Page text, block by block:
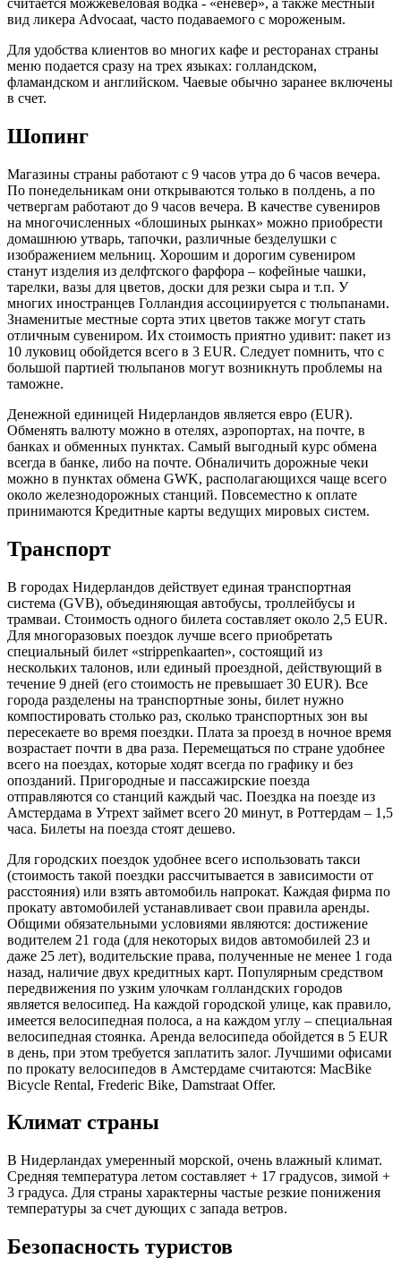
вид ликера Advocaat, часто подаваемого с мороженым.
Для удобства клиентов во многих кафе и ресторанах страны
меню подается сразу на трех языках: голландском,
фламандском и английском. Чаевые обычно заранее включены
в счет.
Шопинг
Магазины страны работают с 9 часов утра до 6 часов вечера.
По понедельникам они открываются только в полдень, а по
четвергам работают до 9 часов вечера. В качестве сувениров
на многочисленных «блошиных рынках» можно приобрести
домашнюю утварь, тапочки, различные безделушки с
изображением мельниц. Хорошим и дорогим сувениром
станут изделия из делфтского фарфора – кофейные чашки,
тарелки, вазы для цветов, доски для резки сыра и т.п. У
многих иностранцев Голландия ассоциируется с тюльпанами.
Знаменитые местные сорта этих цветов также могут стать
отличным сувениром. Их стоимость приятно удивит: пакет из
10 луковиц обойдется всего в 3 EUR. Следует помнить, что с
большой партией тюльпанов могут возникнуть проблемы на
таможне.
Денежной единицей Нидерландов является евро (EUR).
Обменять валюту можно в отелях, аэропортах, на почте, в
банках и обменных пунктах. Самый выгодный курс обмена
всегда в банке, либо на почте. Обналичить дорожные чеки
можно в пунктах обмена GWK, располагающихся чаще всего
около железнодорожных станций. Повсеместно к оплате
принимаются Кредитные карты ведущих мировых систем.
Транспорт
В городах Нидерландов действует единая транспортная
система (GVB), объединяющая автобусы, троллейбусы и
трамваи. Стоимость одного билета составляет около 2,5 EUR.
Для многоразовых поездок лучше всего приобретать
специальный билет «strippenkaarten», состоящий из
нескольких талонов, или единый проездной, действующий в
течение 9 дней (его стоимость не превышает 30 EUR). Все
города разделены на транспортные зоны, билет нужно
компостировать столько раз, сколько транспортных зон вы
пересекаете во время поездки. Плата за проезд в ночное время
возрастает почти в два раза. Перемещаться по стране удобнее
всего на поездах, которые ходят всегда по графику и без
опозданий. Пригородные и пассажирские поезда
отправляются со станций каждый час. Поездка на поезде из
Амстердама в Утрехт займет всего 20 минут, в Роттердам – 1,5
часа. Билеты на поезда стоят дешево.
Для городских поездок удобнее всего использовать такси
(стоимость такой поездки рассчитывается в зависимости от
расстояния) или взять автомобиль напрокат. Каждая фирма по
прокату автомобилей устанавливает свои правила аренды.
Общими обязательными условиями являются: достижение
водителем 21 года (для некоторых видов автомобилей 23 и
даже 25 лет), водительские права, полученные не менее 1 года
назад, наличие двух кредитных карт. Популярным средством
передвижения по узким улочкам голландских городов
является велосипед. На каждой городской улице, как правило,
имеется велосипедная полоса, а на каждом углу – специальная
велосипедная стоянка. Аренда велосипеда обойдется в 5 EUR
в день, при этом требуется заплатить залог. Лучшими офисами
по прокату велосипедов в Амстердаме считаются: MacBike
Bicycle Rental, Frederic Bike, Damstraat Offer.
Климат страны
В Нидерландах умеренный морской, очень влажный климат.
Средняя температура летом составляет + 17 градусов, зимой +
3 градуса. Для страны характерны частые резкие понижения
температуры за счет дующих с запада ветров.
Безопасность туристов